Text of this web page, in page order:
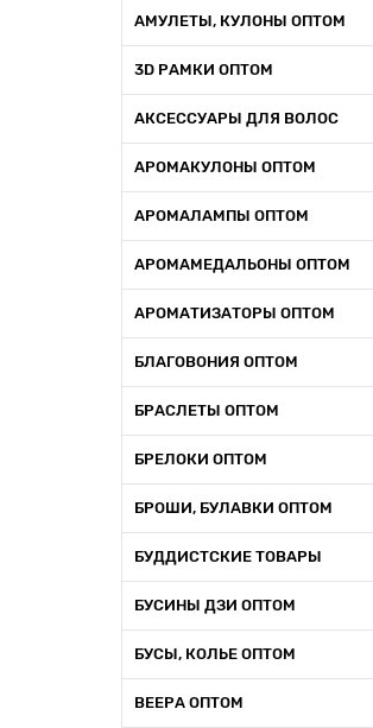
АМУЛЕТЫ, КУЛОНЫ ОПТОМ
3D РАМКИ ОПТОМ
АКСЕССУАРЫ ДЛЯ ВОЛОС
АРОМАКУЛОНЫ ОПТОМ
АРОМАЛАМПЫ ОПТОМ
АРОМАМЕДАЛЬОНЫ ОПТОМ
АРОМАТИЗАТОРЫ ОПТОМ
БЛАГОВОНИЯ ОПТОМ
БРАСЛЕТЫ ОПТОМ
БРЕЛОКИ ОПТОМ
БРОШИ, БУЛАВКИ ОПТОМ
БУДДИСТСКИЕ ТОВАРЫ
БУСИНЫ ДЗИ ОПТОМ
БУСЫ, КОЛЬЕ ОПТОМ
ВЕЕРА ОПТОМ